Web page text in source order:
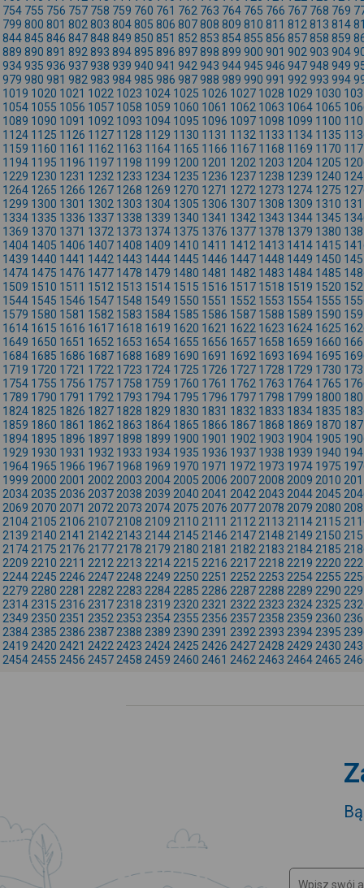
754 755 756 757 758 759 760 761 762 763 764 765 766 767 768 769
799 800 801 802 803 804805 806 807808 809 810 811 812 813 814
844845 846 847848 849 850 851 852 853 854855 856 857858 859
889 890 891 892 893 894895 896 897898 899 900 901 902 903 904
934935 936 937938 939 940 941 942 943 944945 946 947948 949
979 980 981 982 983 984985 986 987988 989 990 991 992 993 994
1019 1020 1021 1022 1023 1024 1025 1026 1027 1028 1029 1030
1054 1055 1056 1057 1058 1059 1060 1061 1062 1063 1064 1065
1089 1090 1091 1092 1093 1094 1095 1096 1097 1098 1099 1100
1124 1125 1126 1127 1128 1129 1130 1131 1132 1133 1134 1135
1159 1160 1161 1162 1163 1164 1165 1166 1167 1168 1169 1170
1194 1195 1196 1197 1198 1199 1200 1201 1202 1203 1204 1205
1229 1230 1231 1232 1233 1234 1235 1236 1237 1238 1239 1240
1264 1265 1266 1267 1268 1269 1270 1271 1272 1273 1274 1275
1299 1300 1301 1302 1303 1304 1305 1306 1307 1308 1309 1310
1334 1335 1336 1337 1338 1339 1340 1341 1342 1343 1344 1345
1369 1370 1371 1372 1373 1374 1375 1376 1377 1378 1379 1380
1404 1405 1406 1407 1408 1409 1410 1411 1412 1413 1414 1415
1439 1440 1441 1442 1443 1444 1445 1446 1447 1448 1449 1450
1474 1475 1476 1477 1478 1479 1480 1481 1482 1483 1484 1485
1509 1510 1511 1512 1513 1514 1515 1516 1517 1518 1519 1520
1544 1545 1546 1547 1548 1549 1550 1551 1552 1553 1554 1555
1579 1580 1581 1582 1583 1584 1585 1586 1587 1588 1589 1590
1614 1615 1616 1617 1618 1619 1620 1621 1622 1623 1624 1625
1649 1650 1651 1652 1653 1654 1655 1656 1657 1658 1659 1660
1684 1685 1686 1687 1688 1689 1690 1691 1692 1693 1694 1695
1719 1720 1721 1722 1723 1724 1725 1726 1727 1728 1729 1730
1754 1755 1756 1757 1758 1759 1760 1761 1762 1763 1764 1765
1789 1790 1791 1792 1793 1794 1795 1796 1797 1798 1799 1800
1824 1825 1826 1827 1828 1829 1830 1831 1832 1833 1834 1835
1859 1860 1861 1862 1863 1864 1865 1866 1867 1868 1869 1870
1894 1895 1896 1897 1898 1899 1900 1901 1902 1903 1904 1905
1929 1930 1931 1932 1933 1934 1935 1936 1937 1938 1939 1940
1964 1965 1966 1967 1968 1969 1970 1971 1972 1973 1974 1975
1999 2000 2001 2002 2003 2004 2005 2006 2007 2008 2009 2010
2034 2035 2036 2037 2038 2039 2040 2041 2042 2043 2044 2045
2069 2070 2071 2072 2073 2074 2075 2076 2077 2078 2079 2080
2104 2105 2106 2107 2108 2109 2110 2111 2112 2113 2114 2115
2139 2140 2141 2142 2143 2144 2145 2146 2147 2148 2149 2150
2174 2175 2176 2177 2178 2179 2180 2181 2182 2183 2184 2185
2209 2210 2211 2212 2213 2214 2215 2216 2217 2218 2219 2220
2244 2245 2246 2247 2248 2249 2250 2251 2252 2253 2254 2255
2279 2280 2281 2282 2283 2284 2285 2286 2287 2288 2289 2290
2314 2315 2316 2317 2318 2319 2320 2321 2322 2323 2324 2325
2349 2350 2351 2352 2353 2354 2355 2356 2357 2358 2359 2360
2384 2385 2386 2387 2388 2389 2390 2391 2392 2393 2394 2395
2419 2420 2421 2422 2423 2424 2425 2426 2427 2428 2429 2430
2454 2455 2456 2457 2458 2459 2460 2461 2462 2463 2464 2465